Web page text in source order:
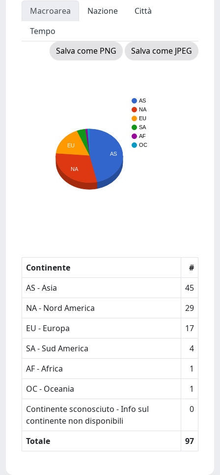
Macroarea Nazione
Città
Tempo
Salva come PNG
Salva come JPEG
AS
NA
EU
SA
AF
OC
AS
EU
NA
Continente
#
AS - Asia
45
NA - Nord America
29
EU - Europa
17
SA - Sud America
4
AF - Africa
1
OC - Oceania
1
Continente sconosciuto - Info sul
continente non disponibili
0
Totale 97